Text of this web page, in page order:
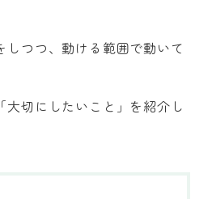
しつつ、動ける範囲で動いて
大切にしたいこと」を紹介し